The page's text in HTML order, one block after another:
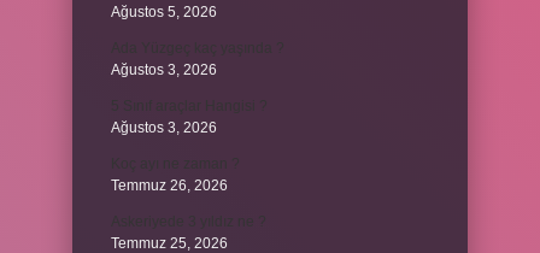
Ağustos 5, 2026
Ağustos 3, 2026
Ağustos 3, 2026
Temmuz 26, 2026
Temmuz 25, 2026